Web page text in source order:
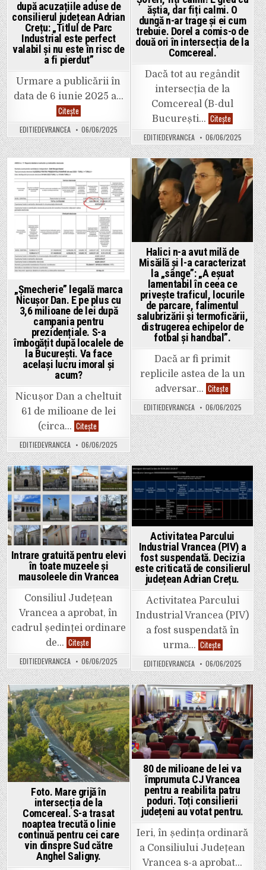
după acuzațiile aduse de
consilierul județean Adrian
Crețu: „Titlul de Parc
Industrial este perfect
valabil și nu este în risc de
a fi pierdut”
Urmare a publicării în
data de 6 iunie 2025 a…
CiteșteCJ
Vrancea
a
reacționat
după
acuzațiile
aduse
consilierul
județean
Adrian
Crețu:
„Titlul
de
Parc
Industrial
este
perfect
valabil
și
nu
este
risc
de
a
fi
pierdut”
EDITIEDEVRANCEA 06/06/2025
ăștia, dar fiți calmi. O
dungă n-ar trage și ei cum
trebuie. Dorel a comis-o de
două ori în intersecția de la
Comcereal.
Dacă tot au regândit
intersecția de la
Comcereal (B-dul
București… Citește
fiți
calmi!
E
greu
cu
ăștia,
dar
calmi.
dungă
ei
cum
trebuie.
Dorel
a
comis-
o
de
două
ori
în
intersecția
de
Comcereal.
EDITIEDEVRANCEA 06/06/2025
Posted
in
„Șmecherie” legală marca
Nicușor Dan. E pe plus cu
3,6 milioane de lei după
campania pentru
prezidențiale. S-a
îmbogățit după localele de
la București. Va face
același lucru imoral și
acum?
Nicușor Dan a cheltuit
61 de milioane de lei
(circa… Citește „Șmecherie”
legală
marca
Nicușor
Dan.
E
pe
plus
cu
3,6
milioane
de
lei
după
campania
pentru
prezidențiale.
S-
a
îmbogățit
după
localele
de
la
București.
Va
face
același
și
acum?
EDITIEDEVRANCEA 06/06/2025
Posted
in
Halici n-a avut milă de
Misăilă și l-a caracterizat
la „sânge”: „A eșuat
lamentabil în ceea ce
privește traficul, locurile
de parcare, falimentul
salubrizării și termoficării,
distrugerea echipelor de
fotbal și handbal”.
Dacă ar fi primit
replicile astea de la un
adversar… CiteșteHalici
n-
a
avut
milă
de
Misăilă
și
l-
a
caracterizat
„sânge”:
„A
eșuat
lamentabil
ceea
ce
privește
traficul,
locurile
de
parcare,
falimentul
salubrizării
și
termoficării,
distrugerea
echipelor
de
fotbal
și
handbal”.
EDITIEDEVRANCEA 06/06/2025
Posted
in
Intrare gratuită pentru elevi
în toate muzeele și
mausoleele din Vrancea
Consiliul Județean
Vrancea a aprobat, în
cadrul ședinței ordinare
de… Citește
gratuită
pentru
elevi
în
toate
muzeele
și
mausoleele
din
Vrancea
EDITIEDEVRANCEA 06/06/2025
Posted
in
Activitatea Parcului
Industrial Vrancea (PIV) a
fost suspendată. Decizia
este criticată de consilierul
județean Adrian Crețu.
Activitatea Parcului
Industrial Vrancea (PIV)
a fost suspendată în
urma… CiteșteActivitatea
Parcului
Industrial
Vrancea
(PIV)
a
fost
suspendată.
Decizia
este
criticată
de
consilierul
județean
Adrian
Crețu.
EDITIEDEVRANCEA 06/06/2025
Posted
in
Foto. Mare grijă în
intersecția de la
Comcereal. S-a trasat
noaptea trecută o linie
continuă pentru cei care
vin dinspre Sud către
Anghel Saligny.
Posted
in
80 de milioane de lei va
împrumuta CJ Vrancea
pentru a reabilita patru
poduri. Toți consilierii
județeni au votat pentru.
Ieri, în ședința ordinară
a Consiliului Județean
Vrancea s-a aprobat…